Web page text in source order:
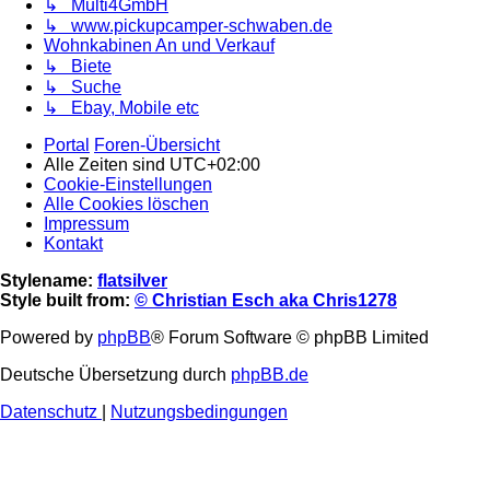
↳ Multi4GmbH
↳ www.pickupcamper-schwaben.de
Wohnkabinen An und Verkauf
↳ Biete
↳ Suche
↳ Ebay, Mobile etc
Portal Foren-Übersicht
Alle Zeiten sind UTC+02:00
Cookie-Einstellungen
Alle Cookies löschen
Impressum
Kontakt
Stylename: flatsilver
Style built from: © Christian Esch aka Chris1278
Powered by phpBB® Forum Software © phpBB Limited
Deutsche Übersetzung durch phpBB.de
Datenschutz
Nutzungsbedingungen